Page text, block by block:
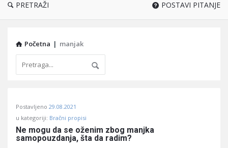
PRETRAŽI POSTAVI PITANJE
Početna | manjak
Učene
Latest
Postavljeno 29.08.2021
u kategoriji: Bračni propisi
Ne mogu da se oženim zbog manjka
samopouzdanja, šta da radim?